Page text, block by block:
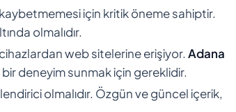
kaybetmemesi için kritik öneme sahiptir.
olmalıdır.
cihazlardan web sitelerine erişiyor. Adana
deneyim sunmak için gereklidir.
olmalıdır. Özgün ve güncel içerik,